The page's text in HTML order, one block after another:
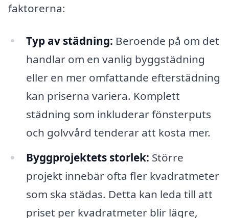
faktorerna:
Typ av städning: Beroende på om det
handlar om en vanlig byggstädning
eller en mer omfattande efterstädning
kan priserna variera. Komplett
städning som inkluderar fönsterputs
och golvvård tenderar att kosta mer.
Byggprojektets storlek: Större
projekt innebär ofta fler kvadratmeter
som ska städas. Detta kan leda till att
priset per kvadratmeter blir lägre,